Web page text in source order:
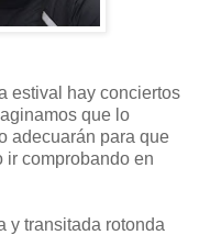
estival hay conciertos
que lo
adecuarán para que
ir comprobando en
y transitada rotonda